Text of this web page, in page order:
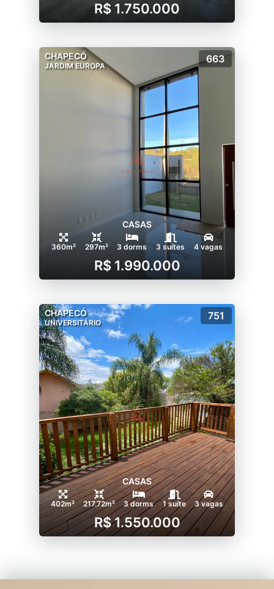
R$ 1.750.000
CHAPECÓ
JARDIM EUROPA
663
CASAS
360m² 297m² 3 dorms 3 suítes 4 vagas
R$ 1.990.000
CHAPECÓ
UNIVERSITÁRIO
751
CASAS
402m² 217.72m² 3 dorms 1 suíte 3 vagas
R$ 1.550.000